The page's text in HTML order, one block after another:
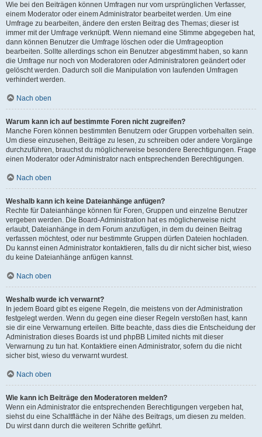
Wie bei den Beiträgen können Umfragen nur vom ursprünglichen Verfasser,
einem Moderator oder einem Administrator bearbeitet werden. Um eine
Umfrage zu bearbeiten, ändere den ersten Beitrag des Themas; dieser ist
immer mit der Umfrage verknüpft. Wenn niemand eine Stimme abgegeben hat,
dann können Benutzer die Umfrage löschen oder die Umfrageoption
bearbeiten. Sollte allerdings schon ein Benutzer abgestimmt haben, so kann
die Umfrage nur noch von Moderatoren oder Administratoren geändert oder
gelöscht werden. Dadurch soll die Manipulation von laufenden Umfragen
verhindert werden.
Nach oben
Warum kann ich auf bestimmte Foren nicht zugreifen?
Manche Foren können bestimmten Benutzern oder Gruppen vorbehalten sein.
Um diese einzusehen, Beiträge zu lesen, zu schreiben oder andere Vorgänge
durchzuführen, brauchst du möglicherweise besondere Berechtigungen. Frage
einen Moderator oder Administrator nach entsprechenden Berechtigungen.
Nach oben
Weshalb kann ich keine Dateianhänge anfügen?
Rechte für Dateianhänge können für Foren, Gruppen und einzelne Benutzer
vergeben werden. Die Board-Administration hat es möglicherweise nicht
erlaubt, Dateianhänge in dem Forum anzufügen, in dem du deinen Beitrag
verfassen möchtest, oder nur bestimmte Gruppen dürfen Dateien hochladen.
Du kannst einen Administrator kontaktieren, falls du dir nicht sicher bist, wieso
du keine Dateianhänge anfügen kannst.
Nach oben
Weshalb wurde ich verwarnt?
In jedem Board gibt es eigene Regeln, die meistens von der Administration
festgelegt werden. Wenn du gegen eine dieser Regeln verstoßen hast, kann
sie dir eine Verwarnung erteilen. Bitte beachte, dass dies die Entscheidung der
Administration dieses Boards ist und phpBB Limited nichts mit dieser
Verwarnung zu tun hat. Kontaktiere einen Administrator, sofern du die nicht
sicher bist, wieso du verwarnt wurdest.
Nach oben
Wie kann ich Beiträge den Moderatoren melden?
Wenn ein Administrator die entsprechenden Berechtigungen vergeben hat,
siehst du eine Schaltfläche in der Nähe des Beitrags, um diesen zu melden.
Du wirst dann durch die weiteren Schritte geführt.